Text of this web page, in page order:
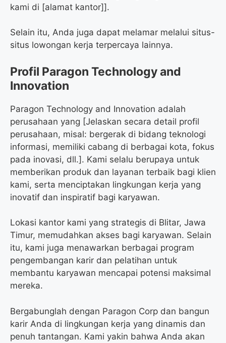
kami di [alamat kantor]].
Selain itu, Anda juga dapat melamar melalui situs-
situs lowongan kerja terpercaya lainnya.
Profil Paragon Technology and
Innovation
Paragon Technology and Innovation adalah
perusahaan yang [Jelaskan secara detail profil
perusahaan, misal: bergerak di bidang teknologi
informasi, memiliki cabang di berbagai kota, fokus
pada inovasi, dll.]. Kami selalu berupaya untuk
memberikan produk dan layanan terbaik bagi klien
kami, serta menciptakan lingkungan kerja yang
inovatif dan inspiratif bagi karyawan.
Lokasi kantor kami yang strategis di Blitar, Jawa
Timur, memudahkan akses bagi karyawan. Selain
itu, kami juga menawarkan berbagai program
pengembangan karir dan pelatihan untuk
membantu karyawan mencapai potensi maksimal
mereka.
Bergabunglah dengan Paragon Corp dan bangun
karir Anda di lingkungan kerja yang dinamis dan
penuh tantangan. Kami yakin bahwa Anda akan